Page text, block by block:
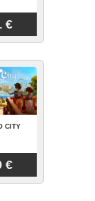
€
CITY
€